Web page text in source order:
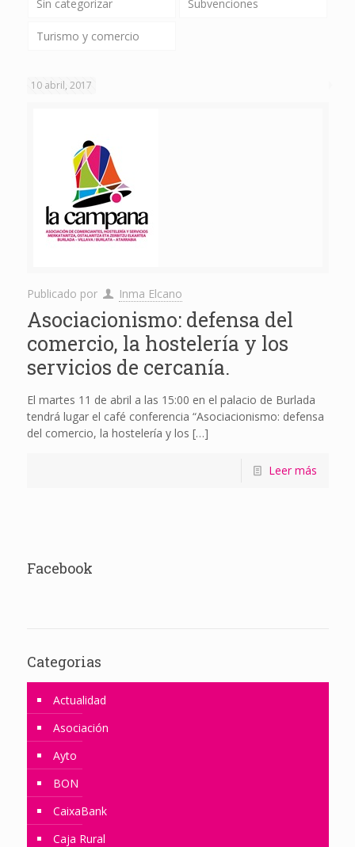
Sin categorizar Subvenciones
Turismo y comercio
10 abril, 2017
Publicado por Inma Elcano
Asociacionismo: defensa del
comercio, la hostelería y los
servicios de cercanía.
El martes 11 de abril a las 15:00 en el palacio de Burlada
tendrá lugar el café conferencia “Asociacionismo: defensa
del comercio, la hostelería y los […]
Leer más
Facebook
Categorias
Actualidad
Asociación
Ayto
BON
CaixaBank
Caja Rural